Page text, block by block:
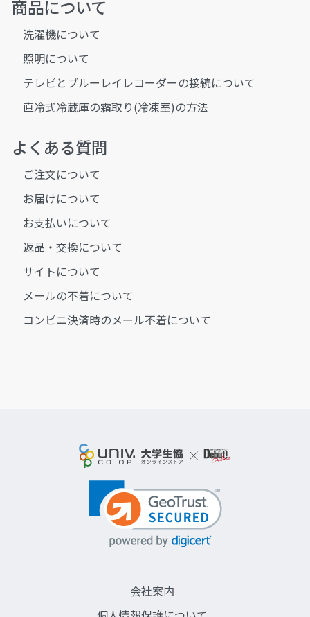
商品について
洗濯機について
照明について
テレビとブルーレイレコーダーの接続について
直冷式冷蔵庫の霜取り(冷凍室)の方法
よくある質問
ご注文について
お届けについて
お支払いについて
返品・交換について
サイトについて
メールの不着について
コンビニ決済時のメール不着について
会社案内